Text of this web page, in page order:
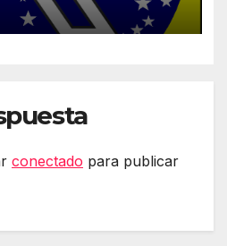
conectado para publicar